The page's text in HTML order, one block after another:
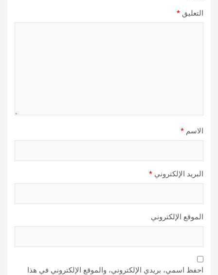
التعليق *
الاسم *
البريد الإلكتروني *
الموقع الإلكتروني
احفظ اسمي، بريدي الإلكتروني، والموقع الإلكتروني في هذا